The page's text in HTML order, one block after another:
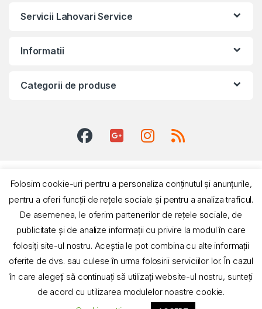
Servicii Lahovari Service
Informatii
Categorii de produse
Suport si informatii
0731 016 825
Folosim cookie-uri pentru a personaliza conținutul și anunțurile,
pentru a oferi funcții de rețele sociale și pentru a analiza traficul.
De asemenea, le oferim partenerilor de rețele sociale, de
publicitate și de analize informații cu privire la modul în care
folosiți site-ul nostru. Aceștia le pot combina cu alte informații
oferite de dvs. sau culese în urma folosirii serviciilor lor. În cazul
în care alegeți să continuați să utilizați website-ul nostru, sunteți
de acord cu utilizarea modulelor noastre cookie.